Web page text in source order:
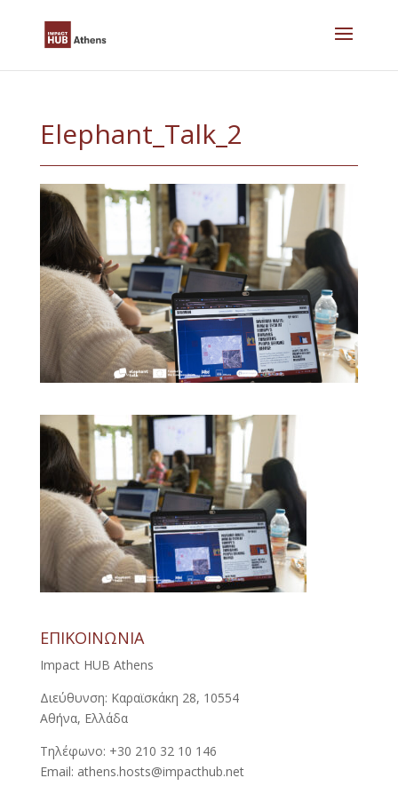
Elephant_Talk_2
ΕΠΙΚΟΙΝΩΝΙΑ
Impact HUB Athens
Διεύθυνση: Καραϊσκάκη 28, 10554
Αθήνα, Ελλάδα
Τηλέφωνο: +30 210 32 10 146
Email: athens.hosts@impacthub.net